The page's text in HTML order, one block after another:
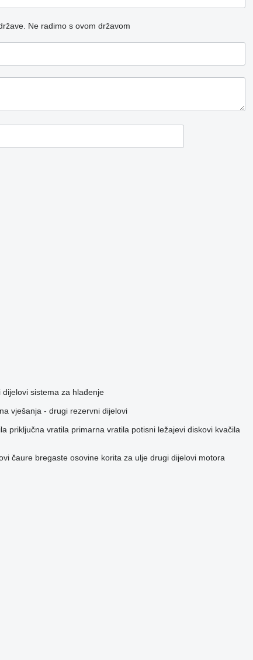
Ne radimo s ovom državom
sistema za hlađenje
vješanja - drugi rezervni dijelovi
priključna vratila primarna vratila potisni ležajevi diskovi kvačila
čaure bregaste osovine korita za ulje drugi dijelovi motora